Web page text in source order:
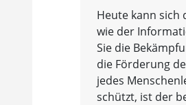
Heute kann sich
wie der
Sie die
die Förderung
jedes
schützt, ist der